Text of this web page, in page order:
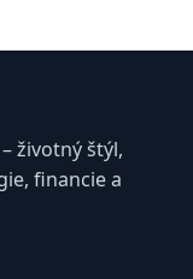
životný štýl,
financie a